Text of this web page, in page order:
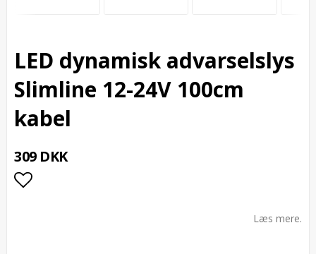
LED dynamisk advarselslys
Slimline 12-24V 100cm
kabel
309 DKK
Læs mere.